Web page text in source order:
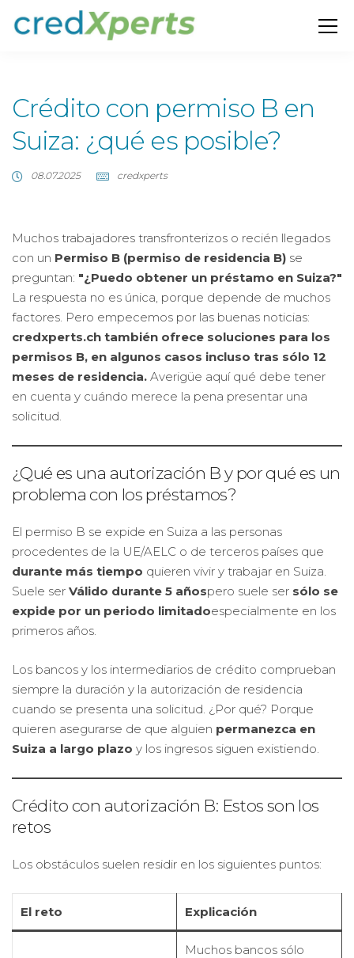
Crédito con permiso B en
Suiza: ¿qué es posible?
08.07.2025 credxperts
Muchos trabajadores transfronterizos o recién llegados
con un Permiso B (permiso de residencia B) se
preguntan: "¿Puedo obtener un préstamo en Suiza?"
La respuesta no es única, porque depende de muchos
factores. Pero empecemos por las buenas noticias:
credxperts.ch también ofrece soluciones para los
permisos B, en algunos casos incluso tras sólo 12
meses de residencia. Averigüe aquí qué debe tener
en cuenta y cuándo merece la pena presentar una
solicitud.
¿Qué es una autorización B y por qué es un
problema con los préstamos?
El permiso B se expide en Suiza a las personas
procedentes de la UE/AELC o de terceros países que
durante más tiempo quieren vivir y trabajar en Suiza.
Suele ser Válido durante 5 añospero suele ser sólo se
expide por un periodo limitadoespecialmente en los
primeros años.
Los bancos y los intermediarios de crédito comprueban
siempre la duración y la autorización de residencia
cuando se presenta una solicitud. ¿Por qué? Porque
quieren asegurarse de que alguien permanezca en
Suiza a largo plazo y los ingresos siguen existiendo.
Crédito con autorización B: Estos son los
retos
Los obstáculos suelen residir en los siguientes puntos:
El reto Explicación
Muchos bancos sólo